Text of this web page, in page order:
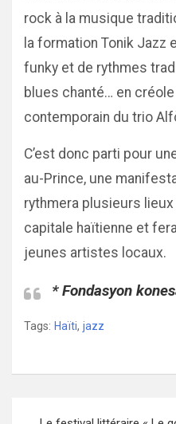
rock à la musique
la formation Tonik Jazz
funky et de rythmes
blues chanté… en
contemporain du trio
C’est donc parti pour
au-Prince, une
rythmera plusieurs
capitale haïtienne et
jeunes artistes locaux.
* Fondasyon
Tags: Haïti, jazz